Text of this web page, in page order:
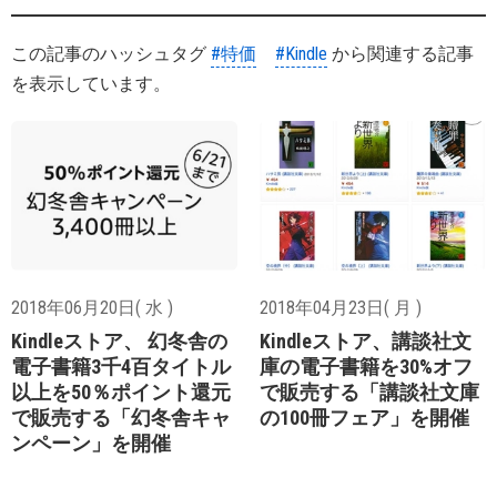
この記事のハッシュタグ #特価 #Kindle から関連する記事
を表示しています。
2018年06月20日( 水 )
Kindleストア、 幻冬舎の
電子書籍3千4百タイトル
以上を50％ポイント還元
で販売する「幻冬舎キャ
ンペーン」を開催
2018年04月23日( 月 )
Kindleストア、講談社文
庫の電子書籍を30%オフ
で販売する「講談社文庫
の100冊フェア」を開催